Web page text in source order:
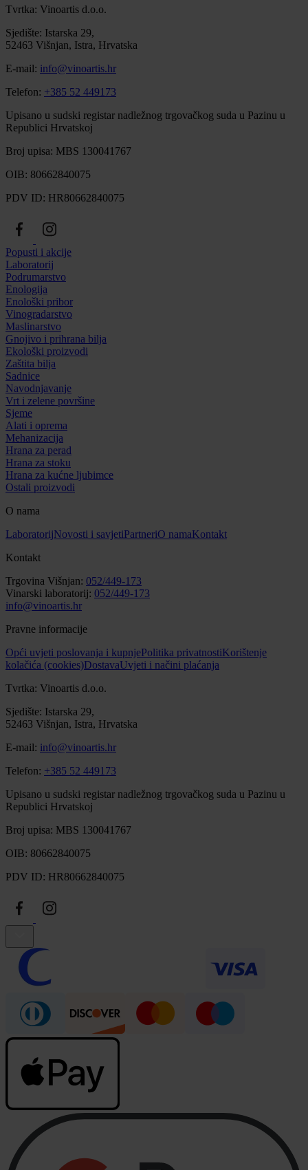
Tvrtka: Vinoartis d.o.o.
Sjedište: Istarska 29,
52463 Višnjan, Istra, Hrvatska
E-mail: info@vinoartis.hr
Telefon: +385 52 449173
Upisano u sudski registar nadležnog trgovačkog suda u Pazinu u
Republici Hrvatskoj
Broj upisa: MBS 130041767
OIB: 80662840075
PDV ID: HR80662840075
Popusti i akcije
Laboratorij
Podrumarstvo
Enologija
Enološki pribor
Vinogradarstvo
Maslinarstvo
Gnojivo i prihrana bilja
Ekološki proizvodi
Zaštita bilja
Sadnice
Navodnjavanje
Vrt i zelene površine
Sjeme
Alati i oprema
Mehanizacija
Hrana za perad
Hrana za stoku
Hrana za kućne ljubimce
Ostali proizvodi
O nama
LaboratorijNovosti i savjetiPartneriO namaKontakt
Kontakt
Trgovina Višnjan: 052/449-173
Vinarski laboratorij: 052/449-173
info@vinoartis.hr
Pravne informacije
Opći uvjeti poslovanja i kupnjePolitika privatnostiKorištenje
kolačića (cookies)DostavaUvjeti i načini plaćanja
Tvrtka: Vinoartis d.o.o.
Sjedište: Istarska 29,
52463 Višnjan, Istra, Hrvatska
E-mail: info@vinoartis.hr
Telefon: +385 52 449173
Upisano u sudski registar nadležnog trgovačkog suda u Pazinu u
Republici Hrvatskoj
Broj upisa: MBS 130041767
OIB: 80662840075
PDV ID: HR80662840075